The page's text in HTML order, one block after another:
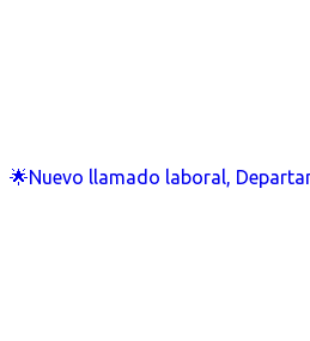
🌟Nuevo llamado laboral,